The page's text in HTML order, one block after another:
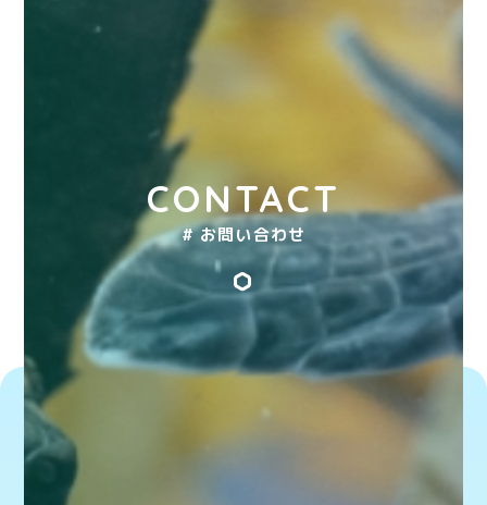
CONTACT
# お問い合わせ